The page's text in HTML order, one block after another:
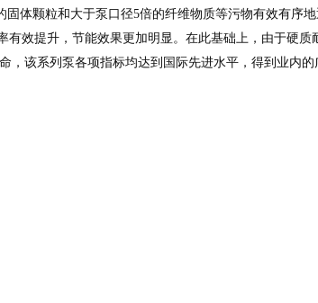
体颗粒和大于泵口径5倍的纤维物质等污物有效有序
效提升，节能效果更加明显。在此基础上，由于硬质
，该系列泵各项指标均达到国际先进水平，得到业内